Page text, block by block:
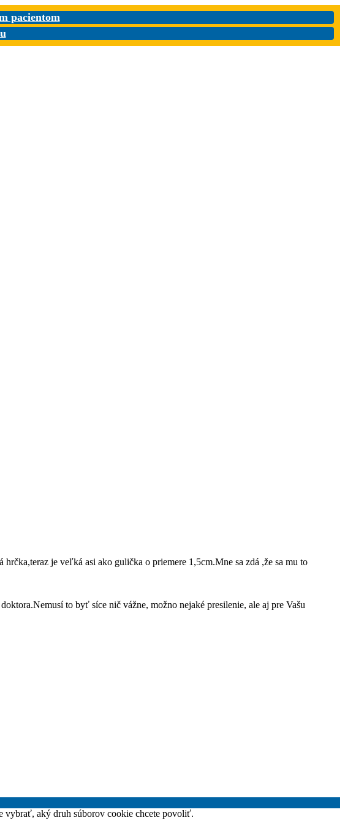
pacientom
je veľká asi ako gulička o priemere 1,5cm.Mne sa zdá ,že sa mu to
to byť síce nič vážne, možno nejaké presilenie, ale aj pre Vašu
vybrať, aký druh súborov cookie chcete povoliť.